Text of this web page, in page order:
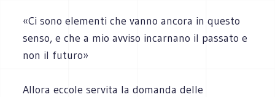
«Ci sono elementi che vanno ancora in questo
senso, e che a mio avviso incarnano il passato e
non il futuro»
Allora eccole servita la domanda delle